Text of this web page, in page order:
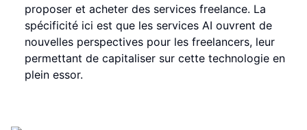
proposer et acheter des services freelance. La
spécificité ici est que les services AI ouvrent de
nouvelles perspectives pour les freelancers, leur
permettant de capitaliser sur cette technologie en
plein essor.